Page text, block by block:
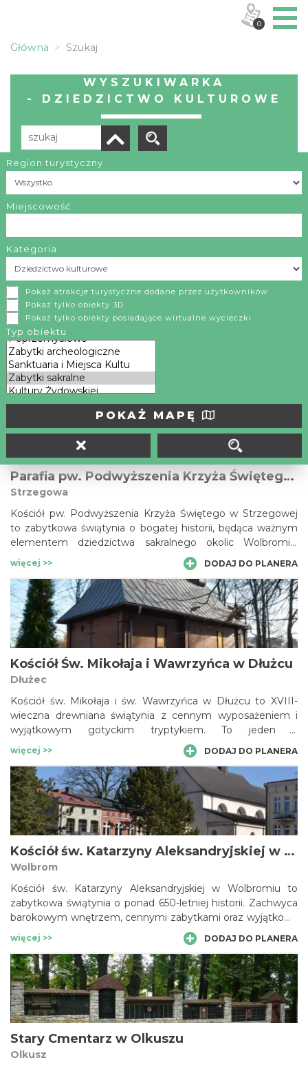
Główna Szukaj
WYSZUKIWARKA
- DZIEDZICTWO KULTUROWE
Region turystyczny
Miejscowość
Kategoria
Pokaż atrakcje turystyczne dodane przez użytkowników
Pokaż tylko obiekty 3D
Pokaż tylko obiekty posiadające wirtualne wycieczki
Typ obiektu
POKAŻ MAPĘ
Liczba elementów:
Poręba Górna
Kościół pw. św. Jana Chrzciciela w Porębie Górnej to
zabytkowa świątynia otoczona malowniczym krajobrazem
Jury. Wyróżnia się historyczną architekturą, zabytkową
dzwonnicą, cennym wyposażeniem oraz wyjątkowym
klimatem dawnego zespołu sakralnego.
więcej >>
Parafia pw. Podwyższenia Krzyża Świętego, Strzegowa
Strzegowa
Kościół pw. Podwyższenia Krzyża Świętego w Strzegowej
to zabytkowa świątynia o bogatej historii, będąca ważnym
elementem dziedzictwa sakralnego okolic Wolbromia.
Poznaj jej architekturę, tradycję oraz wyjątkowy klimat Jury
Krakowsko-Częstochowskiej.
więcej >> DODAJ DO PLANERA
Kościół Św. Mikołaja i Wawrzyńca w Dłużcu
Dłużec
Kościół św. Mikołaja i św. Wawrzyńca w Dłużcu to XVIII-
wieczna drewniana świątynia z cennym wyposażeniem i
wyjątkowym gotyckim tryptykiem. To jeden z
najważniejszych zabytków sakralnych okolic Wolbromia,
łączący historię, tradycję i piękno jurajskiego krajobrazu.
więcej >> DODAJ DO PLANERA
Kościół św. Katarzyny Aleksandryjskiej w Wolbromiu
Wolbrom
Kościół św. Katarzyny Aleksandryjskiej w Wolbromiu to
zabytkowa świątynia o ponad 650-letniej historii. Zachwyca
barokowym wnętrzem, cennymi zabytkami oraz wyjątkową
architekturą, będąc jednym z najważniejszych obiektów
sakralnych i atrakcji turystycznych miasta.
więcej >> DODAJ DO PLANERA
Stary Cmentarz w Olkuszu
Olkusz
0